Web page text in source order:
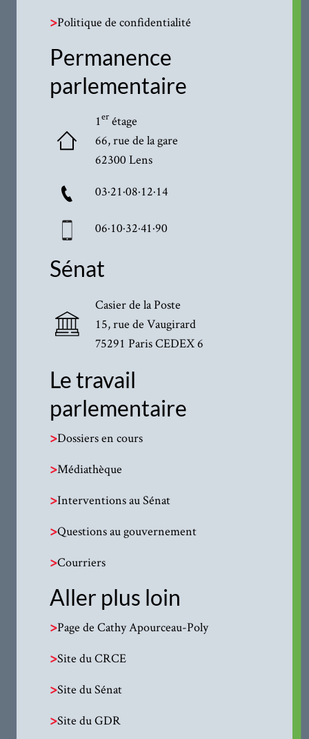
>Politique de confidentialité
Permanence
parlementaire
1erétage
66, rue de la gare
62300 Lens
03·21·08·12·14
06·10·32·41·90
Sénat
Casier de la Poste
15, rue de Vaugirard
75291 Paris CEDEX 6
Le travail
parlementaire
>Dossiers en cours
>Médiathèque
>Interventions au Sénat
>Questions au gouvernement
>Courriers
Aller plus loin
>Page de Cathy Apourceau-Poly
>Site du CRCE
>Site du Sénat
>Site du GDR